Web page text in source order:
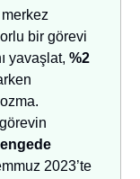
bir görevi
yavaşlat, %2
2023’te